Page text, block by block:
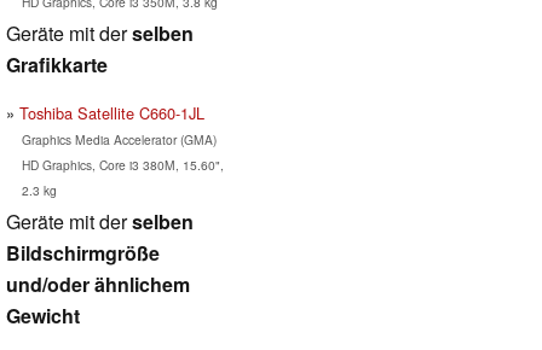
Geräte mit derselben
Grafikkarte
Toshiba Satellite C660-1JL
Graphics Media Accelerator (GMA)
HD Graphics, Core i3 380M, 15.60",
2.3 kg
Geräte mit derselben
Bildschirmgröße
und/oder ähnlichem
Gewicht